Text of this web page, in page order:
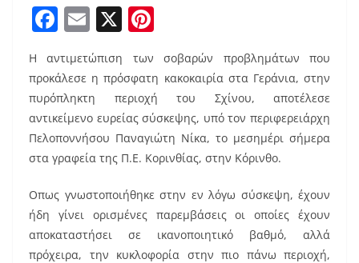
F
c
e
b
o
o
k
E
m
ai
l
X
er
e
st
Η αντιμετώπιση των σοβαρών προβλημάτων που
προκάλεσε η πρόσφατη κακοκαιρία στα Γεράνια, στην
πυρόπληκτη περιοχή του Σχίνου, αποτέλεσε
αντικείμενο ευρείας σύσκεψης, υπό τον περιφερειάρχη
Πελοποννήσου Παναγιώτη Νίκα, το μεσημέρι σήμερα
στα γραφεία της Π.Ε. Κορινθίας, στην Κόρινθο.
Οπως γνωστοποιήθηκε στην εν λόγω σύσκεψη, έχουν
ήδη γίνει ορισμένες παρεμβάσεις οι οποίες έχουν
αποκαταστήσει σε ικανοποιητικό βαθμό, αλλά
πρόχειρα, την κυκλοφορία στην πιο πάνω περιοχή,